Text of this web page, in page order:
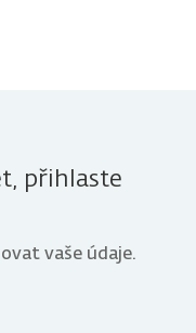
přihlaste
vaše údaje.